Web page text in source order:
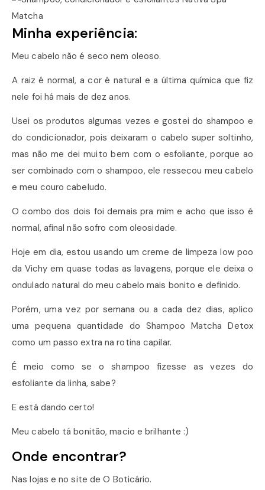
Minha experiência:
Meu cabelo não é seco nem oleoso.
A raiz é normal, a cor é natural e a última química que fiz
nele foi há mais de dez anos.
Usei os produtos algumas vezes e gostei do shampoo e
do condicionador, pois deixaram o cabelo super soltinho,
mas não me dei muito bem com o esfoliante, porque ao
ser combinado com o shampoo, ele ressecou meu cabelo
e meu couro cabeludo.
O combo dos dois foi demais pra mim e acho que isso é
normal, afinal não sofro com oleosidade.
Hoje em dia, estou usando um creme de limpeza low poo
da Vichy em quase todas as lavagens, porque ele deixa o
ondulado natural do meu cabelo mais bonito e definido.
Porém, uma vez por semana ou a cada dez dias, aplico
uma pequena quantidade do Shampoo Matcha Detox
como um passo extra na rotina capilar.
É meio como se o shampoo fizesse as vezes do
esfoliante da linha, sabe?
E está dando certo!
Meu cabelo tá bonitão, macio e brilhante :)
Onde encontrar?
Nas lojas e no site de O Boticário.